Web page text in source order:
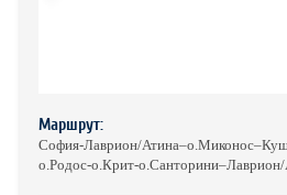
ПЪТУВАНИЯ
Маршрут:
София-Лаврион/
о.Родос-о.Крит-